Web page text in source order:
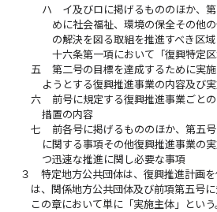
ハ
イ及びロに掲げるもののほか、
めに社会福祉、環境の保全その他
の解決を図る取組を推進すべき区
十六条第一項において「復興特定区
五
第二号の目標を達成するために実
ようとする復興推進事業の内容及び
六
前号に規定する復興推進事業ごと
措置の内容
七
前各号に掲げるもののほか、第五
に関する事項その他復興推進事業の
つ迅速な推進に関し必要な事項
３
特定地方公共団体は、復興推進計画
は、関係地方公共団体及び前項第五号
この章において単に「実施主体」とい